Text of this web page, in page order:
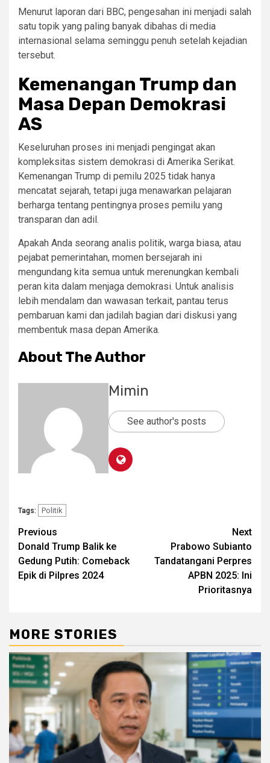
Menurut laporan dari BBC, pengesahan ini menjadi salah
satu topik yang paling banyak dibahas di media
internasional selama seminggu penuh setelah kejadian
tersebut.
Kemenangan Trump dan
Masa Depan Demokrasi
AS
Keseluruhan proses ini menjadi pengingat akan
kompleksitas sistem demokrasi di Amerika Serikat.
Kemenangan Trump di pemilu 2025 tidak hanya
mencatat sejarah, tetapi juga menawarkan pelajaran
berharga tentang pentingnya proses pemilu yang
transparan dan adil.
Apakah Anda seorang analis politik, warga biasa, atau
pejabat pemerintahan, momen bersejarah ini
mengundang kita semua untuk merenungkan kembali
peran kita dalam menjaga demokrasi. Untuk analisis
lebih mendalam dan wawasan terkait, pantau terus
pembaruan kami dan jadilah bagian dari diskusi yang
membentuk masa depan Amerika.
About The Author
Mimin
See author's posts
Tags: Politik
Post
navigation
Previous
Donald Trump Balik ke
Gedung Putih: Comeback
Epik di Pilpres 2024
Next
Prabowo Subianto
Tandatangani Perpres
APBN 2025: Ini
Prioritasnya
MORE STORIES